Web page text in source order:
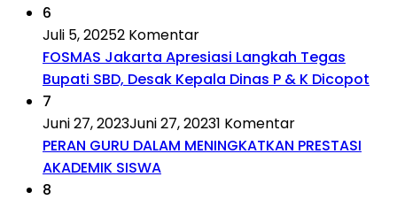
6
Juli 5, 20252 Komentar
FOSMAS Jakarta Apresiasi Langkah Tegas
Bupati SBD, Desak Kepala Dinas P & K Dicopot
7
Juni 27, 2023Juni 27, 20231 Komentar
PERAN GURU DALAM MENINGKATKAN PRESTASI
AKADEMIK SISWA
8